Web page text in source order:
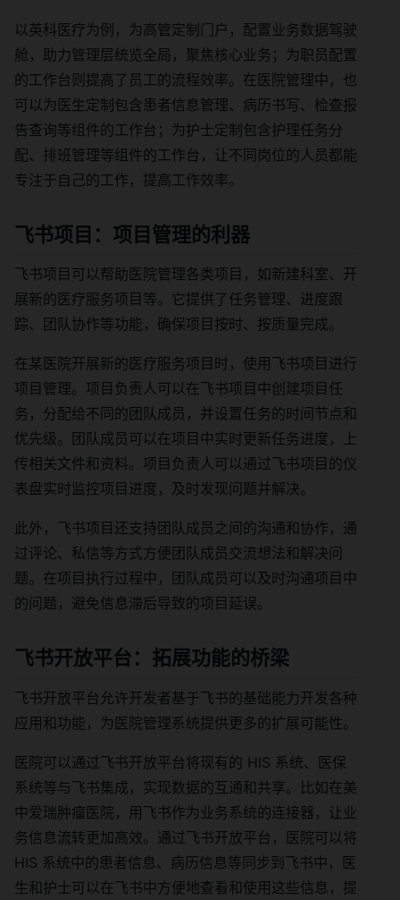
以英科医疗为例，为高管定制门户，配置业务数据驾驶
舱，助力管理层统览全局，聚焦核心业务；为职员配置
的工作台则提高了员工的流程效率。在医院管理中，也
可以为医生定制包含患者信息管理、病历书写、检查报
告查询等组件的工作台；为护士定制包含护理任务分
配、排班管理等组件的工作台，让不同岗位的人员都能
专注于自己的工作，提高工作效率。
飞书项目：项目管理的利器
飞书项目可以帮助医院管理各类项目，如新建科室、开
展新的医疗服务项目等。它提供了任务管理、进度跟
踪、团队协作等功能，确保项目按时、按质量完成。
在某医院开展新的医疗服务项目时，使用飞书项目进行
项目管理。项目负责人可以在飞书项目中创建项目任
务，分配给不同的团队成员，并设置任务的时间节点和
优先级。团队成员可以在项目中实时更新任务进度，上
传相关文件和资料。项目负责人可以通过飞书项目的仪
表盘实时监控项目进度，及时发现问题并解决。
此外，飞书项目还支持团队成员之间的沟通和协作，通
过评论、私信等方式方便团队成员交流想法和解决问
题。在项目执行过程中，团队成员可以及时沟通项目中
的问题，避免信息滞后导致的项目延误。
飞书开放平台：拓展功能的桥梁
飞书开放平台允许开发者基于飞书的基础能力开发各种
应用和功能，为医院管理系统提供更多的扩展可能性。
医院可以通过飞书开放平台将现有的 HIS 系统、医保
系统等与飞书集成，实现数据的互通和共享。比如在美
中爱瑞肿瘤医院，用飞书作为业务系统的连接器，让业
务信息流转更加高效。通过飞书开放平台，医院可以将
HIS 系统中的患者信息、病历信息等同步到飞书中，医
生和护士可以在飞书中方便地查看和使用这些信息，提